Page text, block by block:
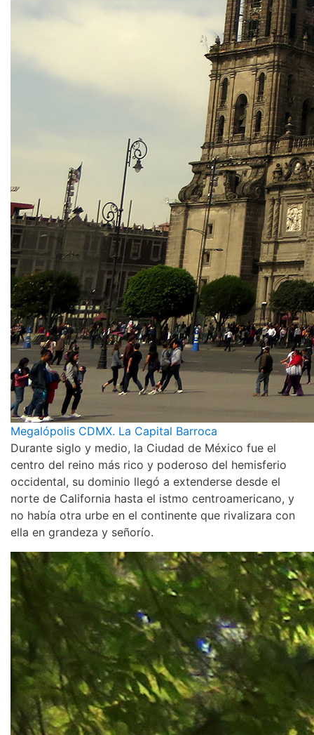
Megalópolis CDMX. La Capital Barroca
Durante siglo y medio, la Ciudad de México fue el
centro del reino más rico y poderoso del hemisferio
occidental, su dominio llegó a extenderse desde el
norte de California hasta el istmo centroamericano, y
no había otra urbe en el continente que rivalizara con
ella en grandeza y señorío.